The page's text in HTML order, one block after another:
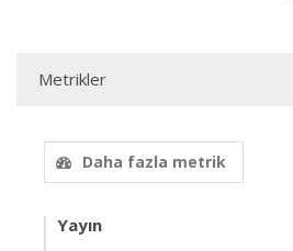
Metrikler
Daha fazla metrik
Yayın